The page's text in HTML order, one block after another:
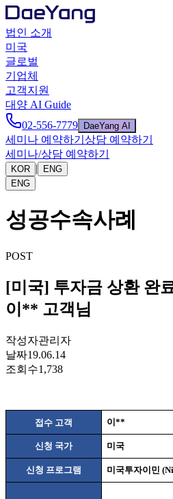
법인 소개
미국
글로벌
기업체
고객지원
대양 AI Guide
02-556-7779
DaeYang AI
세미나 예약하기 상담 예약하기
세미나/상담 예약하기
KOR |
ENG
ENG
성공수속사례
POST
[미국] 투자금 상환 완
이** 고객님
작성자관리자
날짜19.06.14
조회수1,738
접수 고객 이**
신청 국가 미국
신청 프로그램 미국투자이민 (